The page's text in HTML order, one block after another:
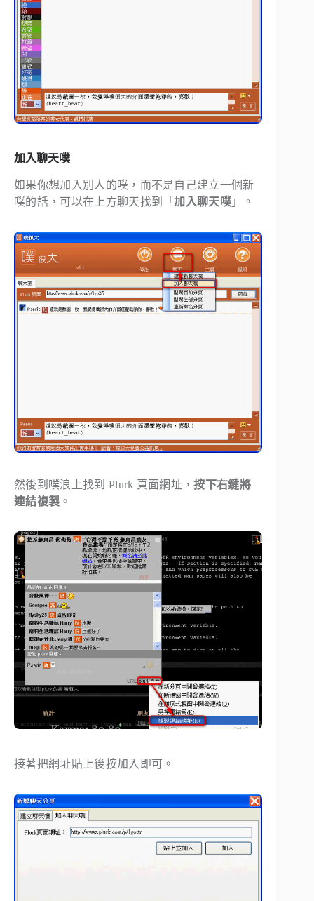
加入聊天噗
如果你想加入別人的噗，而不是自己建立一個新
噗的話，可以在上方聊天找到「 加入聊天噗 」。
然後到噗浪上找到 Plurk 頁面網址，按下右鍵將
連結複製 。
接著把網址貼上後按加入即可。